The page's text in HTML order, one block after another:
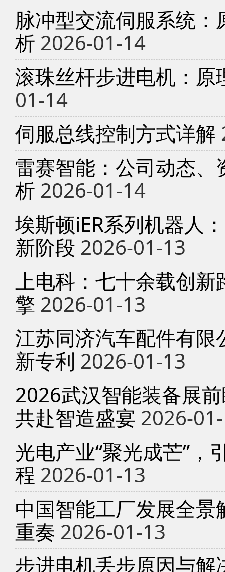
脉冲型交流伺服系统
析 2026-01-14
滚珠丝杆步进电机：
01-14
伺服总线控制方式详解
雷赛智能：公司动态
析 2026-01-14
埃斯顿iER系列机器人
新阶段 2026-01-13
上电科：七十余载创
擎 2026-01-13
江苏同济汽车配件有
新专利 2026-01-13
2026武汉智能装备展
共赴智造盛宴 2026-
光电产业“聚光成芒”，
程 2026-01-13
中国智能工厂发展全
重奏 2026-01-13
步进电机丢步原因与解